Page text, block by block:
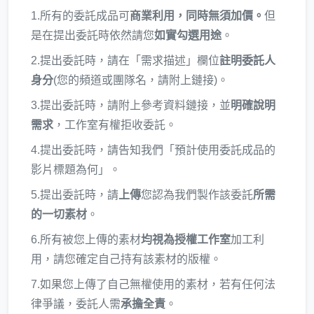
1.所有的委託成品可商業利用，同時無須加價。 但
是在提出委託時依然請您如實勾選用途 。
2.提出委託時，請在「需求描述」欄位註明委託人
身分(您的頻道或團隊名，請附上鏈接)。
3.提出委託時，請附上參考資料鏈接，並明確說明
需求 ，工作室有權拒收委託。
4.提出委託時，請告知我們「預計使用委託成品的
影片標題為何」。
5.提出委託時，請 上傳您認為我們製作該委託所需
的一切素材 。
6.所有被您上傳的素材均視為授權工作室加工利
用，請您確定自己持有該素材的版權。
7.如果您上傳了自己無權使用的素材，若有任何法
律爭議，委託人需承擔全責 。